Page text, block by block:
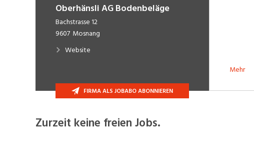
Oberhänsli AG Bodenbeläge
Bachstrasse 12
9607 Mosnang
Website
FIRMA ALS JOBABO ABONNIEREN
Mehr
Zurzeit keine freien Jobs.